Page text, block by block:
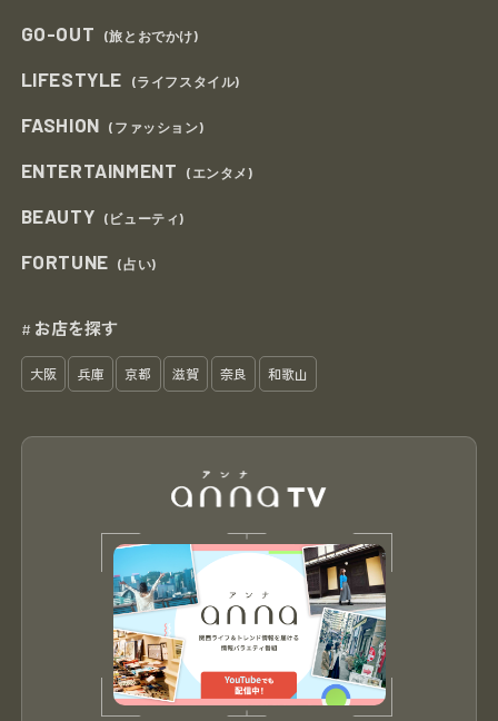
GO-OUT (旅とおでかけ)
LIFESTYLE (ライフスタイル)
FASHION (ファッション)
ENTERTAINMENT (エンタメ)
BEAUTY (ビューティ)
FORTUNE (占い)
# お店を探す
大阪 兵庫 京都 滋賀 奈良 和歌山